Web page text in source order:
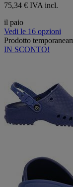
75,34 € IVA incl.
il paio
Vedi le 16 opzioni
Prodotto
IN SCONTO!